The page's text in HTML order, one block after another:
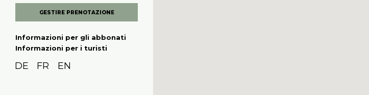
GESTIRE PRENOTAZIONE
Informazioni per gli abbonati
Informazioni per i turisti
DE FR EN